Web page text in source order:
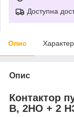
Доступна
Опис
Опис
Контактор
В, 2НО + 2